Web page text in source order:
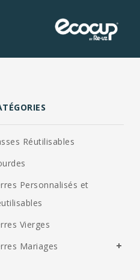
Réutilisables
Personnalisés et
Vierges
Mariages